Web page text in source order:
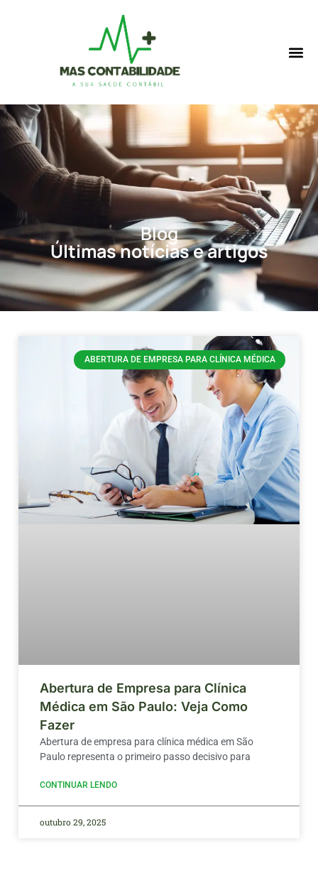
Blog
Últimas notícias e artigos
ABERTURA DE EMPRESA PARA CLÍNICA MÉDICA
Abertura de Empresa para Clínica
Médica em São Paulo: Veja Como
Fazer
Abertura de empresa para clínica médica em São
Paulo representa o primeiro passo decisivo para
CONTINUAR LENDO
outubro 29, 2025